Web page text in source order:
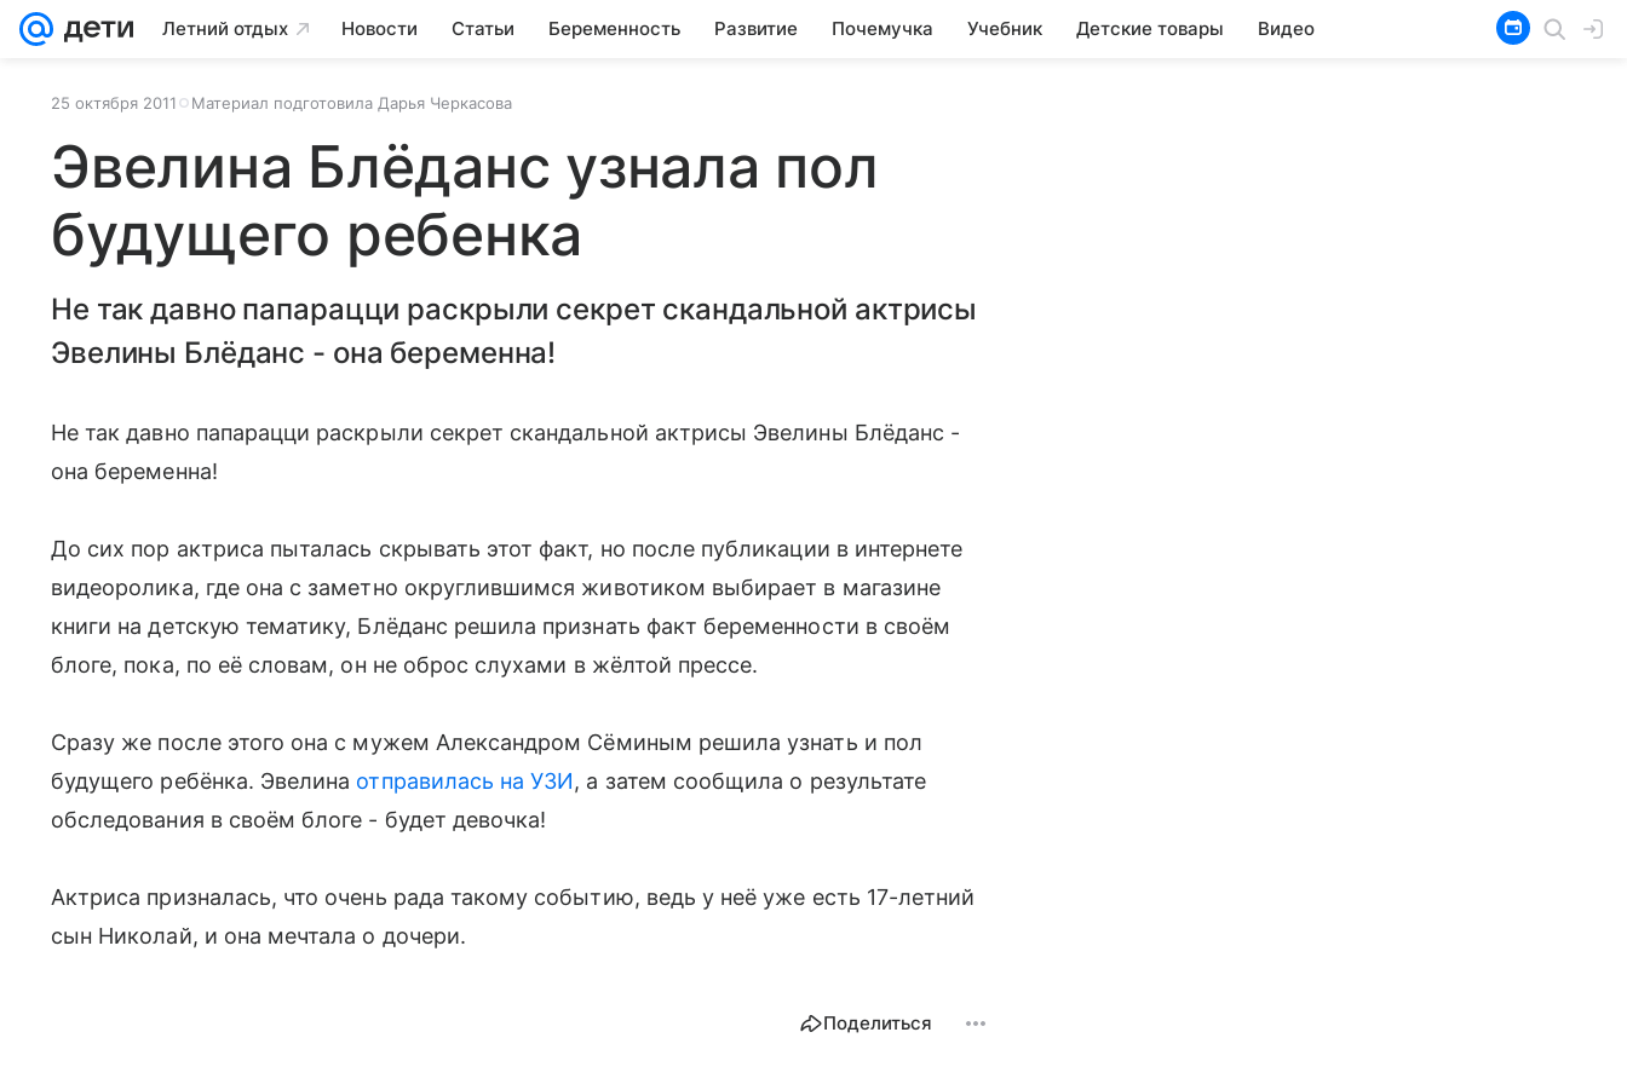
Летний отдых Новости Статьи Беременность Развитие Почемучка Учебник Детские товары Видео
25 октября 2011 Материал подготовила Дарья Черкасова
Эвелина Блёданс узнала пол
будущего ребенка
Не так давно папарацци раскрыли секрет скандальной актрисы
Эвелины Блёданс - она беременна!
Не так давно папарацци раскрыли секрет скандальной актрисы Эвелины Блёданс -
она беременна!
До сих пор актриса пыталась скрывать этот факт, но после публикации в интернете
видеоролика, где она с заметно округлившимся животиком выбирает в магазине
книги на детскую тематику, Блёданс решила признать факт беременности в своём
блоге, пока, по её словам, он не оброс слухами в жёлтой прессе.
Сразу же после этого она с мужем Александром Сёминым решила узнать и пол
будущего ребёнка. Эвелина отправилась на УЗИ, а затем сообщила о результате
обследования в своём блоге - будет девочка!
Актриса призналась, что очень рада такому событию, ведь у неё уже есть 17-летний
сын Николай, и она мечтала о дочери.
Поделиться